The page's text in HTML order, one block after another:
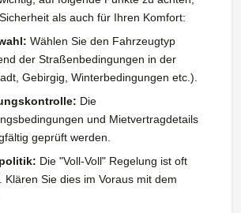
als auch für Ihren Komfort:
Wählen Sie den Fahrzeugtyp
der Straßenbedingungen in der
Gebirgig, Winterbedingungen etc.).
Die
und Mietvertragdetails
geprüft werden.
Die "Voll-Voll" Regelung ist oft
Klären Sie dies im Voraus mit dem